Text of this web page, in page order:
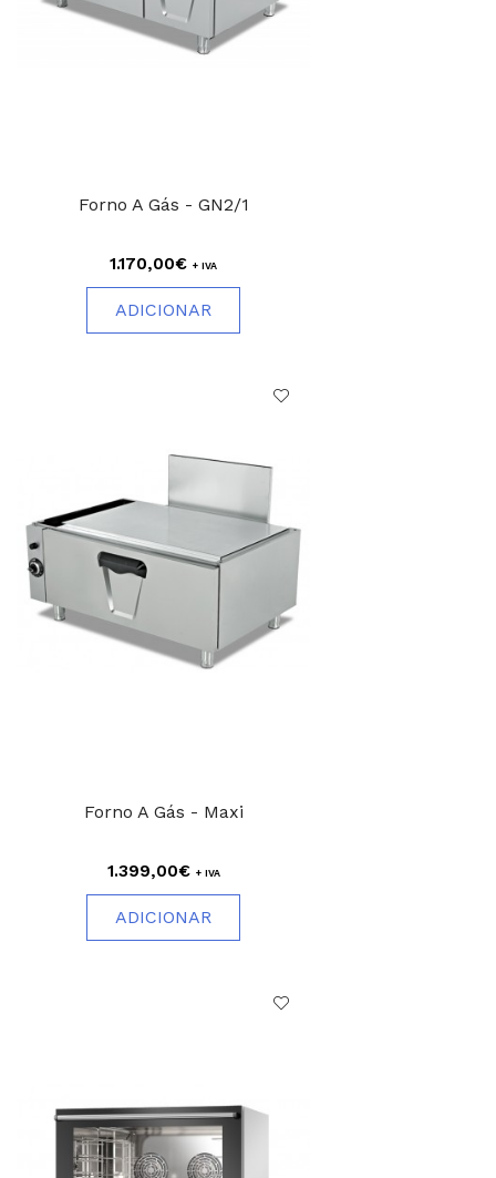
Forno A Gás - GN2/1
1.170,00€ + IVA
ADICIONAR
Forno A Gás - Maxi
1.399,00€ + IVA
ADICIONAR